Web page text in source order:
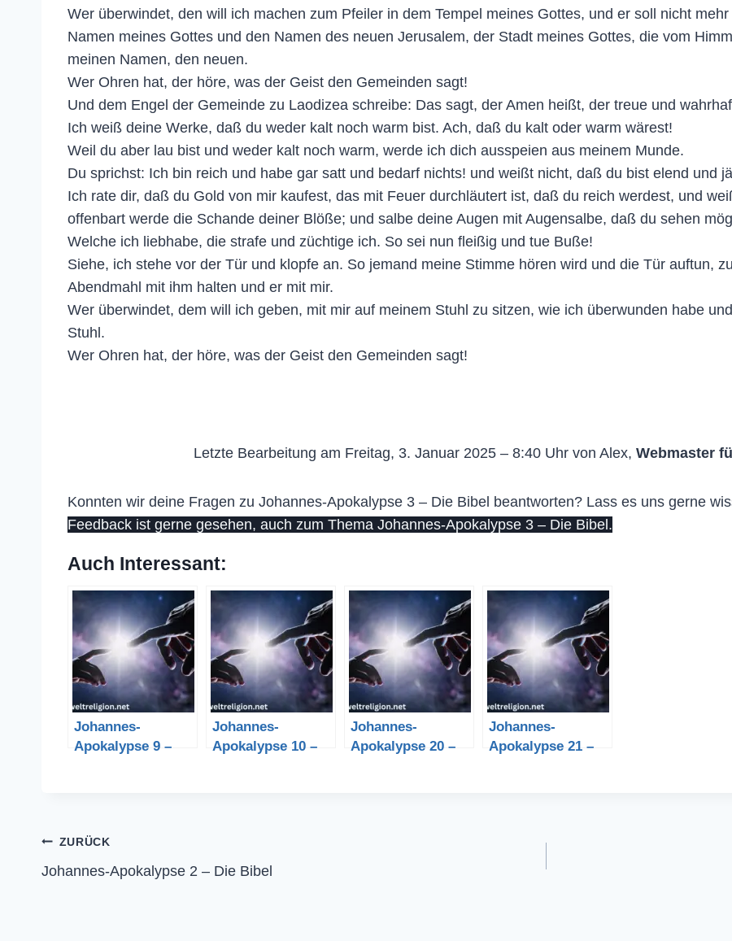
Wer überwindet, den will ich machen zum Pfeiler in dem Tempel meines Gottes, und er soll nicht
Namen meines Gottes und den Namen des neuen Jerusalem, der Stadt meines Gottes, die vom
meinen Namen, den neuen.
Wer Ohren hat, der höre, was der Geist den Gemeinden sagt!
Und dem Engel der Gemeinde zu Laodizea schreibe: Das sagt, der Amen heißt, der treue und
Ich weiß deine Werke, daß du weder kalt noch warm bist. Ach, daß du kalt oder warm wärest!
Weil du aber lau bist und weder kalt noch warm, werde ich dich ausspeien aus meinem Munde.
Du sprichst: Ich bin reich und habe gar satt und bedarf nichts! und weißt nicht, daß du bist elend und
Ich rate dir, daß du Gold von mir kaufest, das mit Feuer durchläutert ist, daß du reich werdest, und
offenbart werde die Schande deiner Blöße; und salbe deine Augen mit Augensalbe, daß du sehen
Welche ich liebhabe, die strafe und züchtige ich. So sei nun fleißig und tue Buße!
Siehe, ich stehe vor der Tür und klopfe an. So jemand meine Stimme hören wird und die Tür auftun,
Abendmahl mit ihm halten und er mit mir.
Wer überwindet, dem will ich geben, mit mir auf meinem Stuhl zu sitzen, wie ich überwunden habe
Stuhl.
Wer Ohren hat, der höre, was der Geist den Gemeinden sagt!
Letzte Bearbeitung am Freitag, 3. Januar 2025 – 8:40 Uhr von Alex, Webmaster
Konnten wir deine Fragen zu Johannes-Apokalypse 3 – Die Bibel beantworten? Lass es uns gerne
Feedback ist gerne gesehen, auch zum Thema Johannes-Apokalypse 3 – Die Bibel.
Auch Interessant:
Johannes-
Apokalypse 9 –
Johannes-
Apokalypse 10 –
Johannes-
Apokalypse 20 –
Johannes-
Apokalypse 21 –
Beitragsnavigation
ZURÜCK
Johannes-Apokalypse 2 – Die Bibel